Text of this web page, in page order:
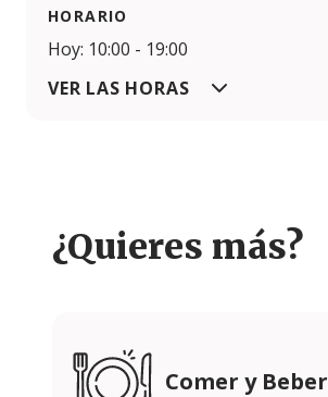
HORARIO
Hoy: 10:00 - 19:00
VER LAS HORAS
¿Quieres más?
Comer y Beber